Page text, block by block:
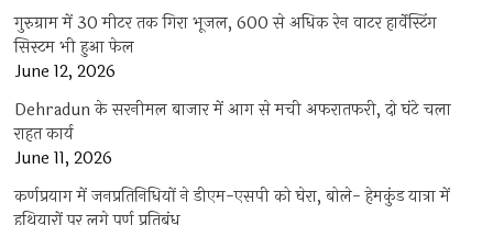
गुरुग्राम में 30 मीटर तक गिरा भूजल, 600 से अधिक रेन वाटर हार्वेस्टिंग
सिस्टम भी हुआ फेल
June 12, 2026
Dehradun के सरनीमल बाजार में आग से मची अफरातफरी, दो घंटे चला
राहत कार्य
June 11, 2026
कर्णप्रयाग में जनप्रतिनिधियों ने डीएम-एसपी को घेरा, बोले- हेमकुंड यात्रा में